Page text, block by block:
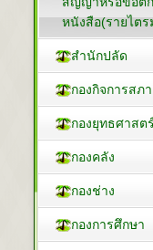
หนังสือ(รายไตร
สำนักปลัด
กองกิจการสภา
กองยุทธศาสต
กองคลัง
กองช่าง
กองการศึกษา